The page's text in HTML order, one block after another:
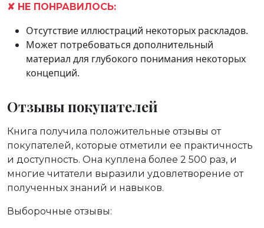
✘ НЕ ПОНРАВИЛОСЬ:
Отсутствие иллюстраций некоторых раскладов.
Может потребоваться дополнительный
материал для глубокого понимания некоторых
концепций.
Отзывы покупателей
Книга получила положительные отзывы от
покупателей, которые отметили ее практичность
и доступность. Она куплена более 2 500 раз, и
многие читатели выразили удовлетворение от
полученных знаний и навыков.
Выборочные отзывы: